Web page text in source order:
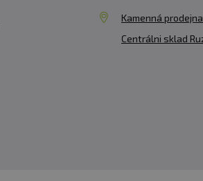
Kamenná
Centrálni sklad